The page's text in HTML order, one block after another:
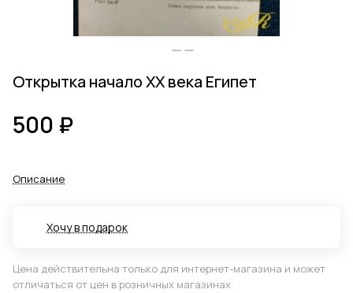
Открытка начало ХХ века Египет
500 ₽
Описание
Хочу в подарок
Цена действительна только для интернет-магазина и может
отличаться от цен в розничных магазинах